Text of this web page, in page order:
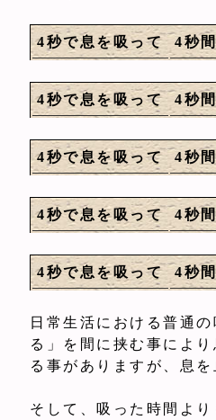
4秒で息を吸って 4秒
4秒で息を吸って 4秒
4秒で息を吸って 4秒
4秒で息を吸って 4秒
4秒で息を吸って 4秒
日常生活における普通
る」を間に挟む事によ
る事がありますが、息
そして、吸った時間よ